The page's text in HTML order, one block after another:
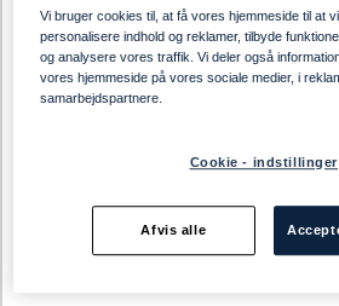
Årsrapport 2023
Vi bruger cookies til, at få vores hjemmeside til at
personalisere indhold og reklamer, tilbyde
og analysere vores traffik. Vi deler også
vores hjemmeside på vores sociale medier, i
samarbejdspartnere.
Cookie - indstillinger
Afvis alle